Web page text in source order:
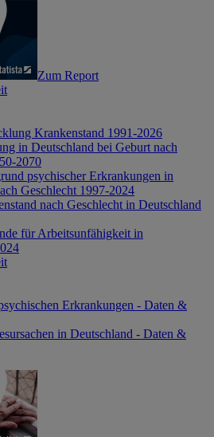
Zum Report
Krankenstand 1991-2026
in Deutschland bei Geburt nach
2070
psychischer Erkrankungen in
Geschlecht 1997-2024
nach Geschlecht in Deutschland
für Arbeitsunfähigkeit in
Erkrankungen - Daten &
in Deutschland - Daten &